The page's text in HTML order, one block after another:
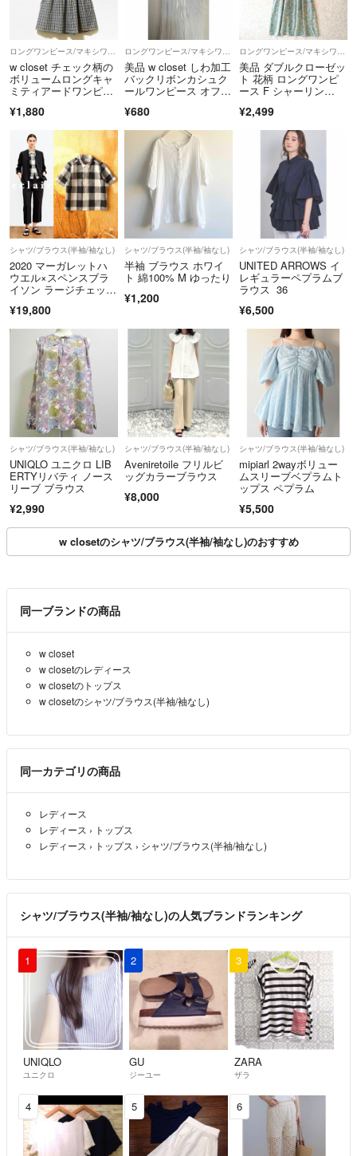
ロングワンピース/マキシワンピース
w closet チェック柄の
ボリュームロングキャ
ミティアードワンピー
¥1,880
ロングワンピース/マキシワンピース
美品 w closet しわ加工
バックリボンカシュク
ールワンピース オフホ
¥680
ロングワンピース/マキシワンピース
美品 ダブルクローゼッ
ト 花柄 ロングワンピ
ース F シャーリン
¥2,499
シャツ/ブラウス(半袖/袖なし)
2020 マーガレットハ
ウエル×スペンスブラ
イソン ラージチェッ
¥19,800
シャツ/ブラウス(半袖/袖なし)
半袖 ブラウス ホワイ
ト 綿100% M ゆったり
¥1,200
シャツ/ブラウス(半袖/袖なし)
UNITED ARROWS イ
レギュラーペプラムブ
ラウス 36
¥6,500
シャツ/ブラウス(半袖/袖なし)
UNIQLO ユニクロ LIB
ERTYリバティ ノース
リーブ ブラウス
¥2,990
シャツ/ブラウス(半袖/袖なし)
Aveniretoile フリルビ
ッグカラーブラウス
¥8,000
シャツ/ブラウス(半袖/袖なし)
mipiarl 2wayボリュー
ムスリーブベプラムト
ップス ペプラム
¥5,500
w closetのシャツ/ブラウス(半袖/袖なし)のおすすめ
同一ブランドの商品
w closet
w closetのレディース
w closetのトップス
w closetのシャツ/ブラウス(半袖/袖なし)
同一カテゴリの商品
レディース
レディース › トップス
レディース › トップス › シャツ/ブラウス(半袖/袖なし)
シャツ/ブラウス(半袖/袖なし)の人気ブランドランキング
1
UNIQLO
ユニクロ
2
GU
ジーユー
3
ZARA
ザラ
4 5 6